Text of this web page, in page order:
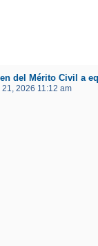
del Mérito Civil a
2026 11:12 am